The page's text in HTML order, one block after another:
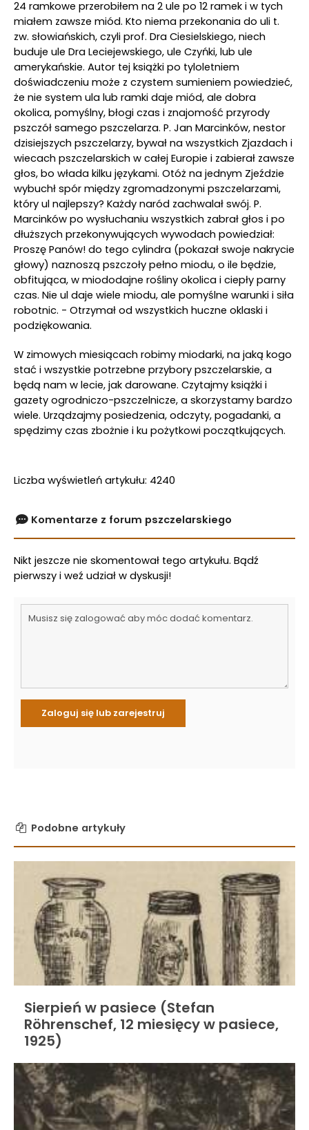
24 ramkowe przerobiłem na 2 ule po 12 ramek i w tych
miałem zawsze miód. Kto niema przekonania do uli t.
zw. słowiańskich, czyli prof. Dra Ciesielskiego, niech
buduje ule Dra Leciejewskiego, ule Czyńki, lub ule
amerykańskie. Autor tej książki po tyloletniem
doświadczeniu może z czystem sumieniem powiedzieć,
że nie system ula lub ramki daje miód, ale dobra
okolica, pomyślny, błogi czas i znajomość przyrody
pszczół samego pszczelarza. P. Jan Marcinków, nestor
dzisiejszych pszczelarzy, bywał na wszystkich Zjazdach i
wiecach pszczelarskich w całej Europie i zabierał zawsze
głos, bo włada kilku językami. Otóż na jednym Zjeździe
wybuchł spór między zgromadzonymi pszczelarzami,
który ul najlepszy? Każdy naród zachwalał swój. P.
Marcinków po wysłuchaniu wszystkich zabrał głos i po
dłuższych przekonywujących wywodach powiedział:
Proszę Panów! do tego cylindra (pokazał swoje nakrycie
głowy) naznoszą pszczoły pełno miodu, o ile będzie,
obfitująca, w miododajne rośliny okolica i ciepły parny
czas. Nie ul daje wiele miodu, ale pomyślne warunki i siła
robotnic. - Otrzymał od wszystkich huczne oklaski i
podziękowania.
W zimowych miesiącach robimy miodarki, na jaką kogo
stać i wszystkie potrzebne przybory pszczelarskie, a
będą nam w lecie, jak darowane. Czytajmy książki i
gazety ogrodniczo-pszczelnicze, a skorzystamy bardzo
wiele. Urządzajmy posiedzenia, odczyty, pogadanki, a
spędzimy czas zbożnie i ku pożytkowi początkujących.
Liczba wyświetleń artykułu: 4240
Komentarze z forum pszczelarskiego
Nikt jeszcze nie skomentował tego artykułu. Bądź
pierwszy i weź udział w dyskusji!
Podobne artykuły
Sierpień w pasiece (Stefan
Röhrenschef, 12 miesięcy w pasiece,
1925)